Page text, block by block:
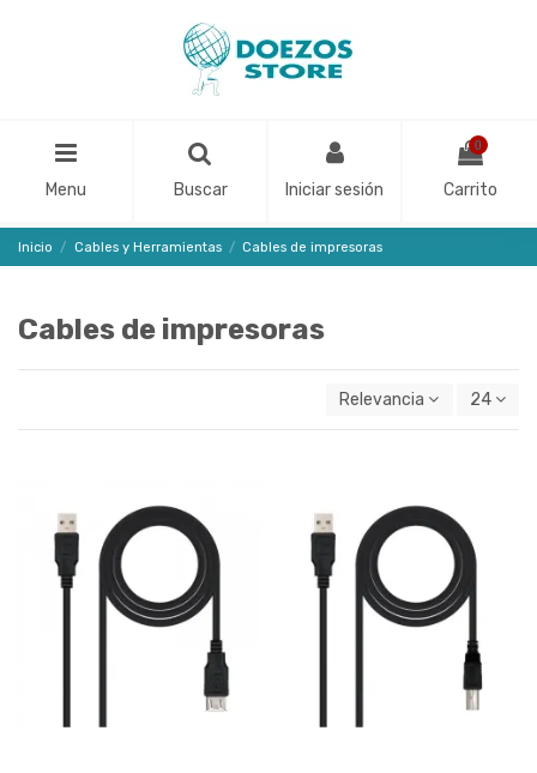
Menu Buscar Iniciar sesión
0
Carrito
Inicio Cables y Herramientas Cables de impresoras
Cables de impresoras
Relevancia 24